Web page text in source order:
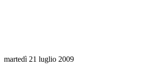
martedì 21 luglio 2009